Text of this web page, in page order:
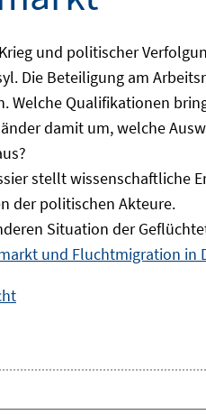
und politischer
Die Beteiligung am
Welche Qualifikationen
damit um, welche
stellt wissenschaftliche
der politischen Akteure.
Situation der
und Fluchtmigration in